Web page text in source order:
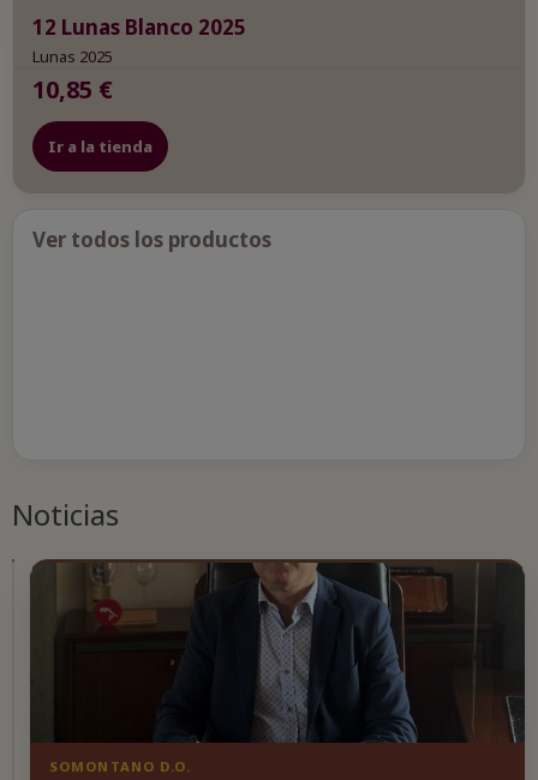
12 Lunas Blanco 2025
Lunas 2025
10,85 €
Ir a la tienda
Ver todos los productos
Noticias
RÍAS
SOMONTANO D.O.